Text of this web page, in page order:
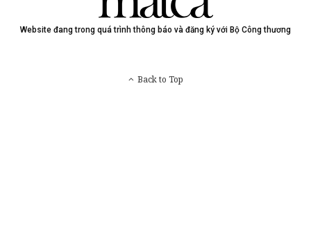
Website đang trong quá trình thông báo và đăng ký với Bộ Công thương
Back to Top